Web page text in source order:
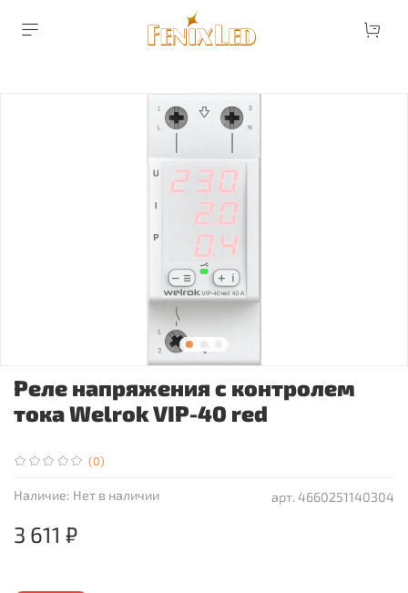
(0)
арт.4660251140304
Наличие: Нет в наличии
Реле напряжения с контролем
тока Welrok VIP-40 red
3 611 ₽